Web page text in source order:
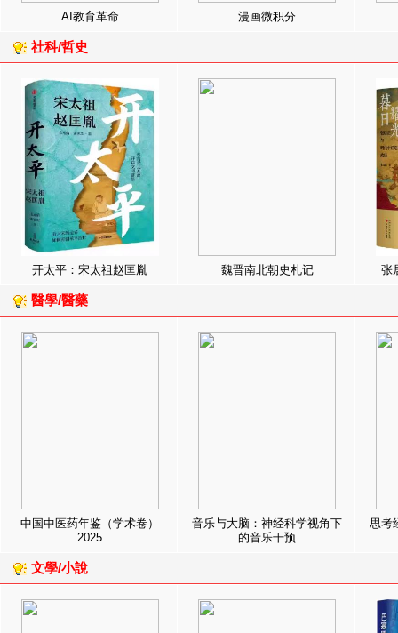
AI教育革命 漫画微积分
社科/哲史
开太平：宋太祖赵匡胤 魏晋南北朝史札记 张
醫學/醫藥
中国中医药年鉴（学术卷）
2025
音乐与大脑：神经科学视角下
的音乐干预
思考
文學/小說